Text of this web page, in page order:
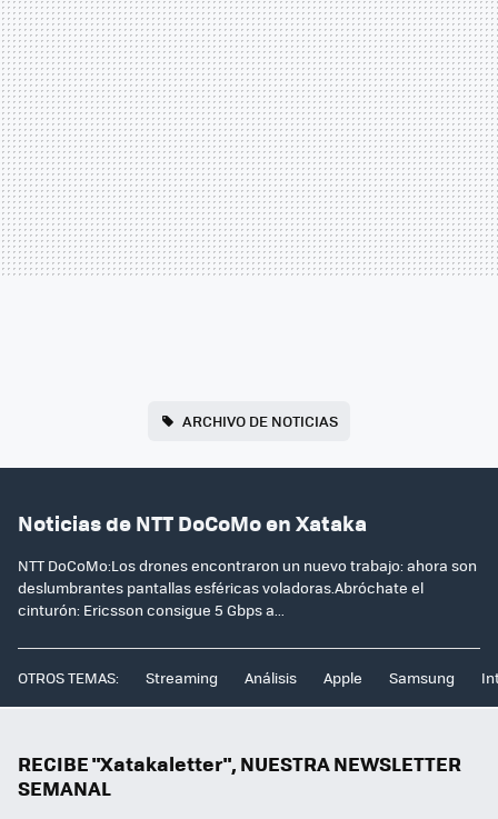
ARCHIVO DE NOTICIAS
Noticias de NTT DoCoMo en Xataka
NTT DoCoMo:Los drones encontraron un nuevo trabajo: ahora son
deslumbrantes pantallas esféricas voladoras.Abróchate el
cinturón: Ericsson consigue 5 Gbps a...
OTROS TEMAS: Streaming Análisis Apple Samsung
RECIBE "Xatakaletter", NUESTRA NEWSLETTER
SEMANAL